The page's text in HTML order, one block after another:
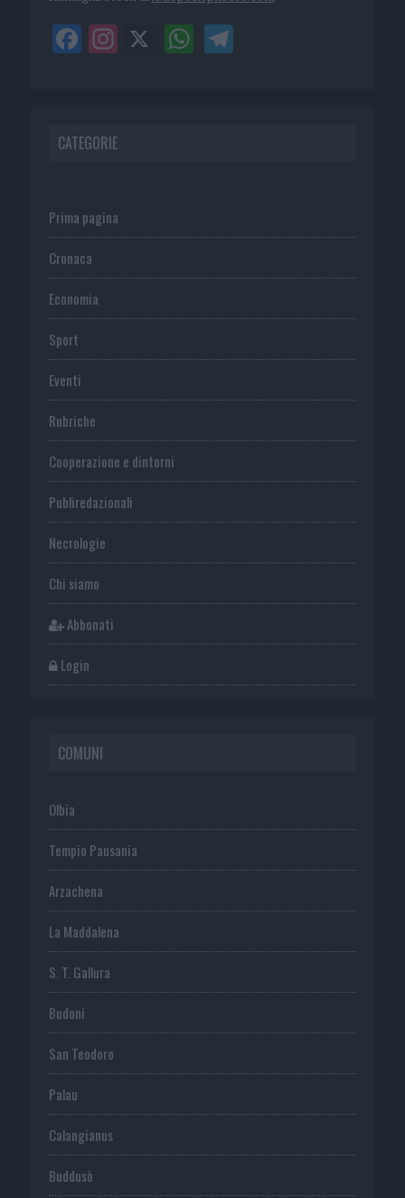
CATEGORIE
Prima pagina
Cronaca
Economia
Sport
Eventi
Rubriche
Cooperazione e dintorni
Publiredazionali
Necrologie
Chi siamo
Abbonati
Login
COMUNI
Olbia
Tempio Pausania
Arzachena
La Maddalena
S. T. Gallura
Budoni
San Teodoro
Palau
Calangianus
Buddusò